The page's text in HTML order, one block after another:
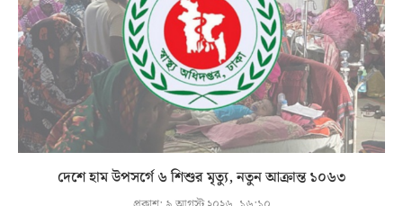
দেশে হাম উপসর্গে ৬ শিশুর মৃত্যু, নতুন আক্রান্ত ১০৬৩